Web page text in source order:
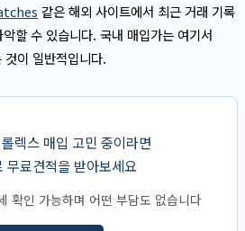
같은 해외 사이트에서 최근 거래 기록
할 수 있습니다. 국내 매입가는 여기서
이 일반적입니다.
렉스 매입 고민 중이라면
무료견적을 받아보세요
확인 가능하며 어떤 부담도 없습니다